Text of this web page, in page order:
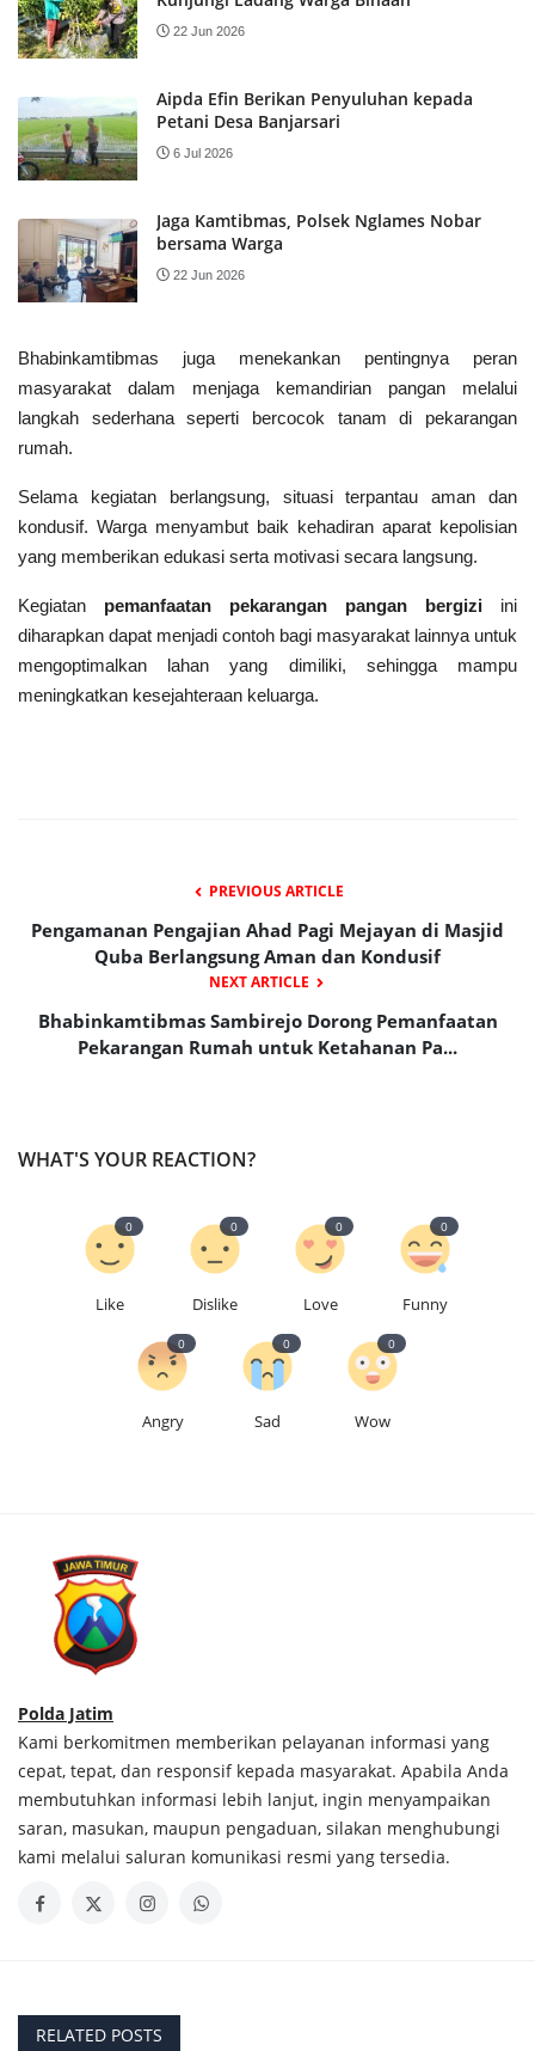
22 Jun 2026
Aipda Efin Berikan Penyuluhan kepada
Petani Desa Banjarsari
6 Jul 2026
Jaga Kamtibmas, Polsek Nglames Nobar
bersama Warga
22 Jun 2026
Bhabinkamtibmas juga menekankan pentingnya peran
masyarakat dalam menjaga kemandirian pangan melalui
langkah sederhana seperti bercocok tanam di pekarangan
rumah.
Selama kegiatan berlangsung, situasi terpantau aman dan
kondusif. Warga menyambut baik kehadiran aparat kepolisian
yang memberikan edukasi serta motivasi secara langsung.
Kegiatan pemanfaatan pekarangan pangan bergizi ini
diharapkan dapat menjadi contoh bagi masyarakat lainnya untuk
mengoptimalkan lahan yang dimiliki, sehingga mampu
meningkatkan kesejahteraan keluarga.
PREVIOUS ARTICLE
Pengamanan Pengajian Ahad Pagi Mejayan di Masjid
Quba Berlangsung Aman dan Kondusif
NEXT ARTICLE
Bhabinkamtibmas Sambirejo Dorong Pemanfaatan
Pekarangan Rumah untuk Ketahanan Pa...
WHAT'S YOUR REACTION?
Like
0
Dislike
0
Love
0
Funny
0
Angry
0
Sad
0
Wow
0
Polda Jatim
Kami berkomitmen memberikan pelayanan informasi yang
cepat, tepat, dan responsif kepada masyarakat. Apabila Anda
membutuhkan informasi lebih lanjut, ingin menyampaikan
saran, masukan, maupun pengaduan, silakan menghubungi
kami melalui saluran komunikasi resmi yang tersedia.
RELATED POSTS